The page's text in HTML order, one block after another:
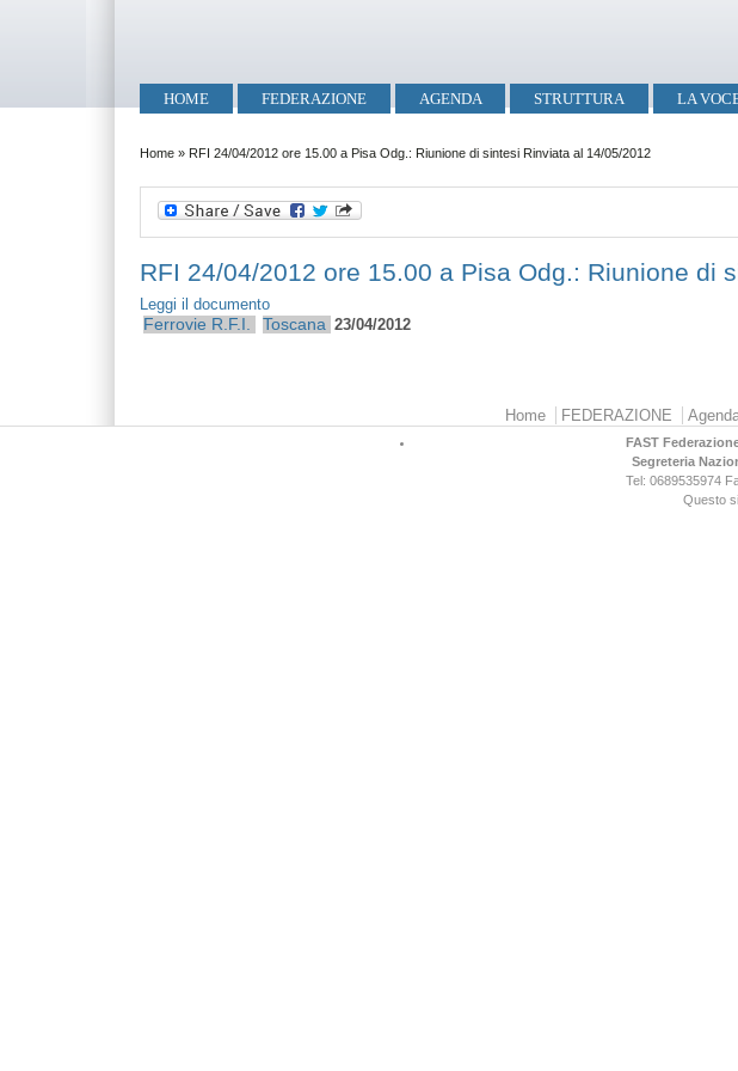
Menu principale
HOME FEDERAZIONE AGENDA STRUTTURA LA
Tu sei qui
Home » RFI 24/04/2012 ore 15.00 a Pisa Odg.: Riunione di sintesi Rinviata al 14/05/2012
RFI 24/04/2012 ore 15.00 a Pisa Odg.: Riunione di
Leggi il documento
Ferrovie R.F.I. Toscana 23/04/2012
Home FEDERAZIONE
FAST
Segreteria
Tel: 0689535974
Questo